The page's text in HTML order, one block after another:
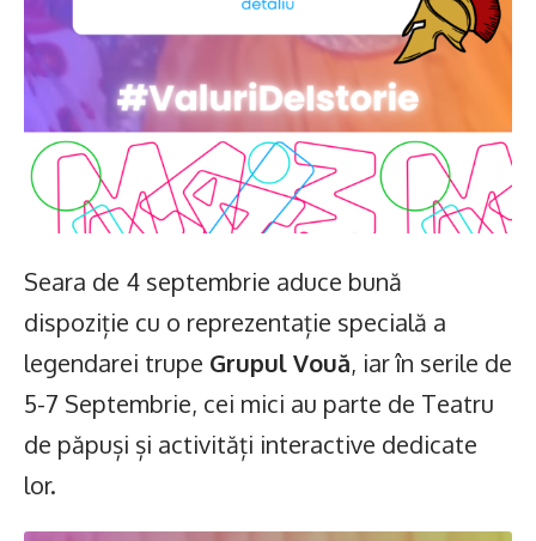
Seara de 4 septembrie aduce bună
dispoziție cu o reprezentație specială a
legendarei trupe Grupul Vouă, iar în serile de
5-7 Septembrie, cei mici au parte de Teatru
de păpuși și activități interactive dedicate
lor.